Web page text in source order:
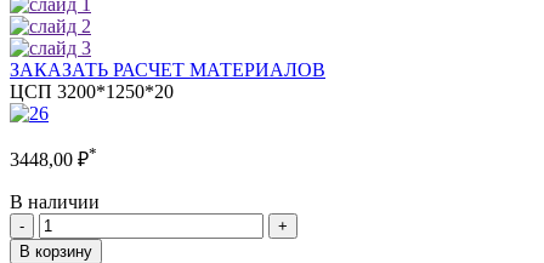
ЗАКАЗАТЬ РАСЧЕТ МАТЕРИАЛОВ
ЦСП 3200*1250*20
3448,00 ₽*
В наличии
Количество
В корзину